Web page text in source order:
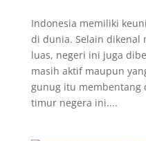
Indonesia memiliki
di dunia. Selain dikenal
luas, negeri ini juga
masih aktif maupun
gunug itu membentang
timur negera ini....